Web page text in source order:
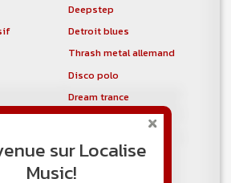
Deepstep
Detroit blues
Thrash metal allemand
Disco polo
Dream trance
Drill and Bass
Drumstep
sur Localise
Music!